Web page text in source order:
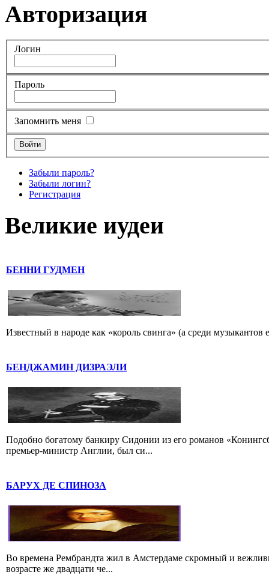
Авторизация
Логин
Пароль
Запомнить меня
Забыли пароль?
Забыли логин?
Регистрация
Великие иудеи
БЕННИ ГУДМЕН
Известный в народе как «король свинга» (а среди
БЕНДЖАМИН ДИЗРАЭЛИ
Подобно богатому банкиру Сидонии из его романов
премьер-министр Англии, был си...
БАРУХ ДЕ СПИНОЗА
Во времена Рембрандта жил в Амстердаме скромный и
возрасте же двадцати че...